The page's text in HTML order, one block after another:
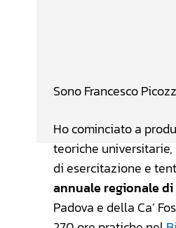
Sono Francesco
Ho cominciato a
teoriche
di esercitazione e
annuale regionale
Padova e della Ca’